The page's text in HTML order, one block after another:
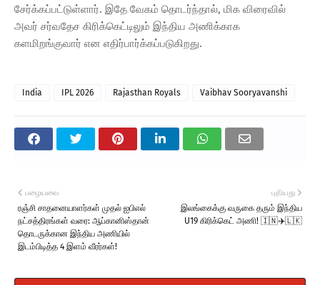
சேர்க்கப்பட்டுள்ளார். இதே வேகம் தொடர்ந்தால், மிக விரைவில்
அவர் சர்வதேச கிரிக்கெட்டிலும் இந்திய அணிக்காக
களமிறங்குவார் என எதிர்பார்க்கப்படுகிறது.
India IPL 2026 Rajasthan Royals Vaibhav Sooryavanshi
புதியது
இலங்கைக்கு வருகை தரும் இந்திய
U19 கிரிக்கெட் அணி! 🇮🇳✈️🇱🇰
பழையவை
ரஞ்சி சாதனையாளர்கள் முதல் ஐபிஎல்
நட்சத்திரங்கள் வரை: ஆப்கானிஸ்தான்
தொடருக்கான இந்திய அணியில்
இடம்பிடித்த 4 இளம் வீரர்கள்!